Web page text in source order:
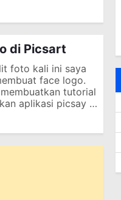
di Picsart
foto kali ini saya
face logo.
tutorial
aplikasi picsay …